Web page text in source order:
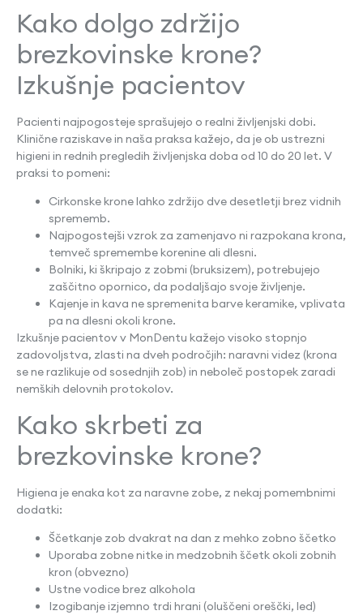
Kako dolgo zdržijo
brezkovinske krone?
Izkušnje pacientov
Pacienti najpogosteje sprašujejo o realni življenjski dobi.
Klinične raziskave in naša praksa kažejo, da je ob ustrezni
higieni in rednih pregledih življenjska doba od 10 do 20 let. V
praksi to pomeni:
Cirkonske krone lahko zdržijo dve desetletji brez vidnih
sprememb.
Najpogostejši vzrok za zamenjavo ni razpokana krona,
temveč spremembe korenine ali dlesni.
Bolniki, ki škripajo z zobmi (bruksizem), potrebujejo
zaščitno opornico, da podaljšajo svoje življenje.
Kajenje in kava ne spremenita barve keramike, vplivata
pa na dlesni okoli krone.
Izkušnje pacientov v MonDentu kažejo visoko stopnjo
zadovoljstva, zlasti na dveh področjih: naravni videz (krona
se ne razlikuje od sosednjih zob) in neboleč postopek zaradi
nemških delovnih protokolov.
Kako skrbeti za
brezkovinske krone?
Higiena je enaka kot za naravne zobe, z nekaj pomembnimi
dodatki:
Ščetkanje zob dvakrat na dan z mehko zobno ščetko
Uporaba zobne nitke in medzobnih ščetk okoli zobnih
kron (obvezno)
Ustne vodice brez alkohola
Izogibanje izjemno trdi hrani (oluščeni oreščki, led)